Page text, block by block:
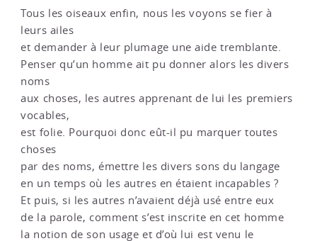
Tous les oiseaux enfin, nous les voyons se fier à
leurs ailes
et demander à leur plumage une aide tremblante.
Penser qu’un homme ait pu donner alors les divers
noms
aux choses, les autres apprenant de lui les premiers
vocables,
est folie. Pourquoi donc eût-il pu marquer toutes
choses
par des noms, émettre les divers sons du langage
en un temps où les autres en étaient incapables ?
Et puis, si les autres n’avaient déjà usé entre eux
de la parole, comment s’est inscrite en cet homme
la notion de son usage et d’où lui est venu le